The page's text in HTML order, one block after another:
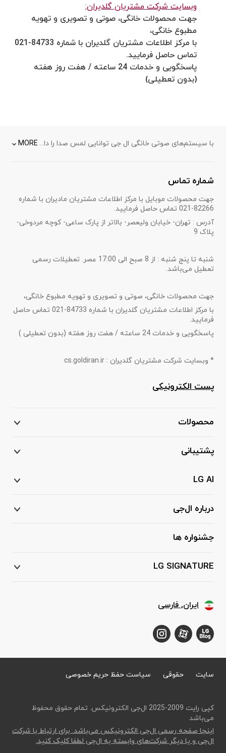
وبسایت شرکت مشتریان گلدیران:
جهت محصولات خانگی، صوتی و تصویری و تهویه
مطبوع خانگی،
با مرکز اطلاعات مشتریان گلدیران با شماره 84733-021
تماس حاصل فرمایید.
پاسخگویی و خدمات 24 ساعته / هفت روز هفته
(بدون تعطیلی)
با سیستم‌های صوتی خانگی ال جی توانایی لمس صدا را داشته باشید و با شنیدن جزئیات صدا حیرت زده شوید. ال جی با فناوری‌های برتر خود صدای HD را به گوش شما می‌رساند. سیستم‌های صوتی خانگی ال جی محل تلاقی صدا و زیبایی است. می‌توانید پخش‌کننده Mp3 خود را به سیستم‌های های-فای ال جی وصل کنید و از شنیدن موسیقی لذت ببرید و یا با بلندگوهای خطی از نهایت ظرافت شگفت‌زده شوید و همچنین با بلندگوهای داکینگ که با دو وظیفه پخش موسیقی و شارژ دستگاه شما را همراهی می‌کنند دیگر نگران از دست دادن شارژ باتری گوشی همراه خود نباشید. همه سیستم‌های صوتی ال جی طراحی شده‌اند تا یک صدای باکیفیت و بدون نویز را به گوش شما برسانند تا از گوش دادن به موسیقی‌های مورد علاقه خود با کیفیت بالا و بیس عمیق لذت ببرید. انواع سیستم‌های صوتی ال جی را بررسی کنید و پی ببرید که چگونه ال جی با استفاده از فناوری‌های خاص خود صدایی شفاف و حرفه‌ای را به گوش شما می‌رساند. MORE
شماره تماس
جهت محصولات موبایل با مرکز اطلاعات مشتریان مادیران با شماره
82266-021 تماس حاصل فرمایید.
آدرس : تهران- خیابان ولیعصر- بالاتر از پارک ساعی- کوچه مردوخی-
پلاک 9
شنبه تا پنج شنبه : از 8 صبح الی 17:00 عصر. تعطیلات رسمی
تعطیل می‌باشد.
جهت محصولات خانگی، صوتی و تصویری و تهویه مطبوع خانگی،
با مرکز اطلاعات مشتریان گلدیران با شماره 84733-021 تماس حاصل
فرمایید.
پاسخگویی و خدمات 24 ساعته / هفت روز هفته (بدون تعطیلی )
* وبسایت شرکت مشتریان گلدیران : cs.goldiran.ir
پست الکترونیکی
محصولات
پشتیبانی
LG AI
درباره ال‌جی
جشنواره ها
LG SIGNATURE
ایران, فارسی
سایت حقوقی سیاست حفظ حریم خصوصی
کپی رایت 2009-2025 ال‌جی الکترونیکس. تمام حقوق محفوظ
می‌باشد
اینجا صفحه رسمی ال‌جی الکترونیکس می‌باشد. برای ارتباط با شرکت
ال‌جی و یا دیگر شرکت‌های وابسته به ال‌جی لطفا کلیک کنید.